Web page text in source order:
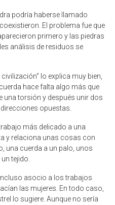
podría haberse llamado
El problema fue que
primero y las piedras
análisis de residuos se
lo explica muy bien,
hace falta algo más que
una torsión y después unir dos
opuestas.
más delicado a una
y relaciona unas cosas con
una cuerda a un palo, unos
tejido.
asocio a los trabajos
las mujeres. En todo caso,
lo sugiere. Aunque no sería